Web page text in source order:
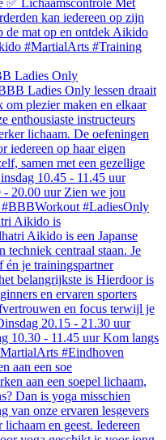
Ladies Only
Aikido is
aan een soe